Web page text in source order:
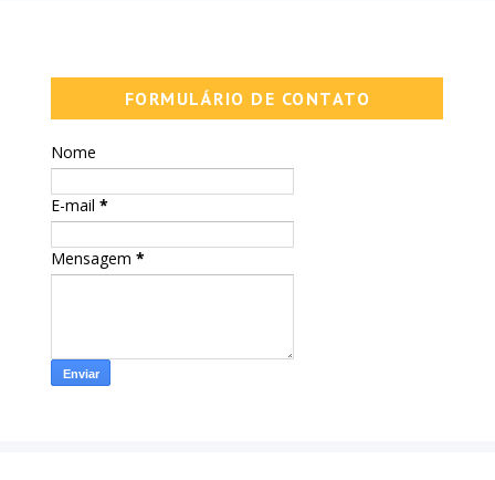
FORMULÁRIO DE CONTATO
Nome
E-mail*
Mensagem*